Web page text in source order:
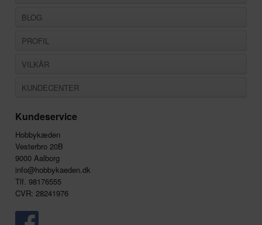
BLOG
PROFIL
VILKÅR
KUNDECENTER
Kundeservice
Hobbykæden
Vesterbro 20B
9000 Aalborg
info@hobbykaeden.dk
Tlf. 98176555
CVR: 28241976